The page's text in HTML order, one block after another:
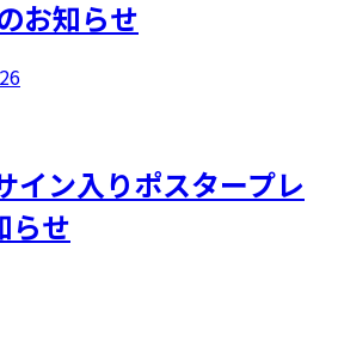
お知らせ
イン入りポスタープレ
らせ